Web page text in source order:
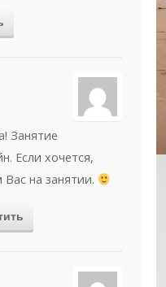
Занятие
Если хочется,
на занятии.